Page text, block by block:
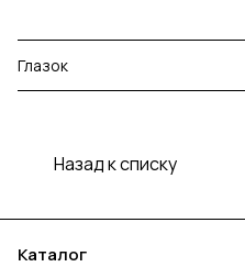
Глазок
Назад к списку
Каталог